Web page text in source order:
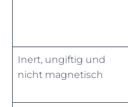
Inert, ungiftig und
nicht magnetisch